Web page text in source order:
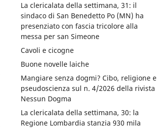
La clericalata della settimana, 31: il
sindaco di San Benedetto Po (MN) ha
presenziato con fascia tricolore alla
messa per san Simeone
Cavoli e cicogne
Buone novelle laiche
Mangiare senza dogmi? Cibo, religione e
pseudoscienza sul n. 4/2026 della rivista
Nessun Dogma
La clericalata della settimana, 30: la
Regione Lombardia stanzia 930 mila